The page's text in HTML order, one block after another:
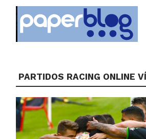
PARTIDOS RACING ONLINE